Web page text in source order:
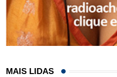
MAIS LIDAS